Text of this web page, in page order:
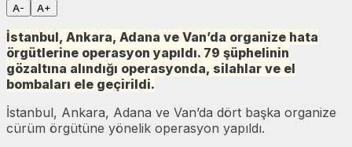
A- A+
İstanbul, Ankara, Adana ve Van’da organize hata
örgütlerine operasyon yapıldı. 79 şüphelinin
gözaltına alındığı operasyonda, silahlar ve el
bombaları ele geçirildi.
İstanbul, Ankara, Adana ve Van’da dört başka organize
cürüm örgütüne yönelik operasyon yapıldı.